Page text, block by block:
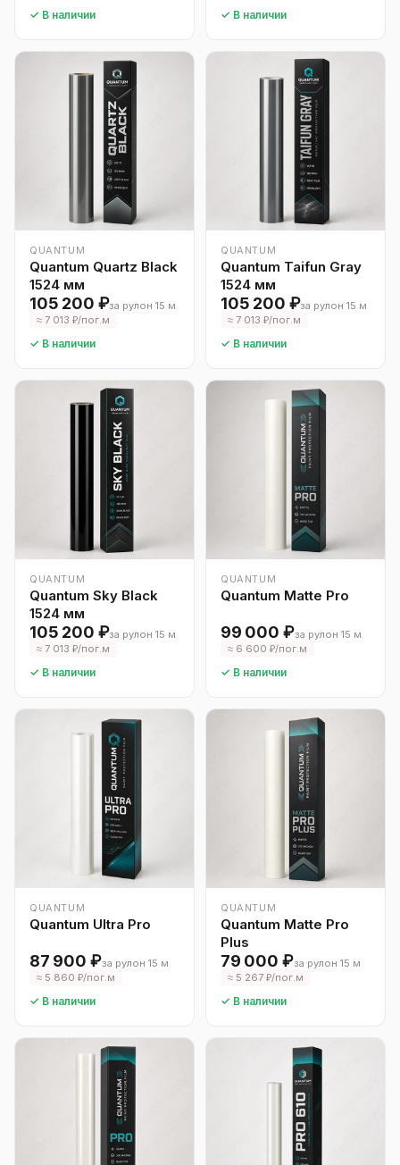
✓ В наличии ✓ В наличии
QUANTUM
Quantum Quartz Black
1524 мм
105 200 ₽за рулон 15 м
≈ 7 013 ₽/пог.м
✓ В наличии
QUANTUM
Quantum Taifun Gray
1524 мм
105 200 ₽за рулон 15 м
≈ 7 013 ₽/пог.м
✓ В наличии
QUANTUM
Quantum Sky Black
1524 мм
105 200 ₽за рулон 15 м
≈ 7 013 ₽/пог.м
✓ В наличии
QUANTUM
Quantum Matte Pro
99 000 ₽за рулон 15 м
≈ 6 600 ₽/пог.м
✓ В наличии
QUANTUM
Quantum Ultra Pro
87 900 ₽за рулон 15 м
≈ 5 860 ₽/пог.м
✓ В наличии
QUANTUM
Quantum Matte Pro
Plus
79 000 ₽за рулон 15 м
≈ 5 267 ₽/пог.м
✓ В наличии